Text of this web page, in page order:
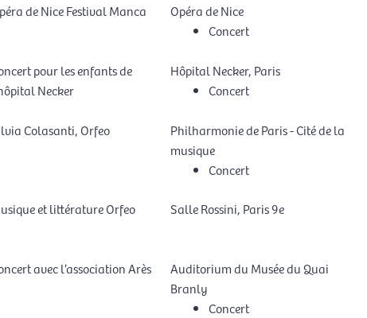
de Nice Festival Manca
Opéra de Nice
Concert
pour les enfants de
Necker
Hôpital Necker, Paris
Concert
Colasanti, Orfeo
Philharmonie de Paris - Cité de la
musique
Concert
et littérature Orfeo Salle Rossini, Paris 9e
avec l’association Arès
Auditorium du Musée du Quai
Branly
Concert